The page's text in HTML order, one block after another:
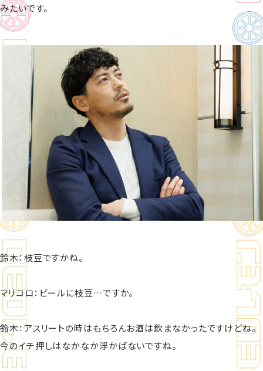
みたいです。
鈴木：枝豆ですかね。
マリコロ：ビールに枝豆…ですか。
鈴木：アスリートの時はもちろんお酒は飲まなかったですけどね。
今のイチ押しはなかなか浮かばないですね。